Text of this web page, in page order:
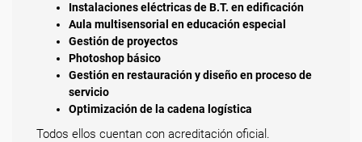
Instalaciones eléctricas de B.T. en edificación
Aula multisensorial en educación especial
Gestión de proyectos
Photoshop básico
Gestión en restauración y diseño en proceso de
servicio
Optimización de la cadena logística
Todos ellos cuentan con acreditación oficial.